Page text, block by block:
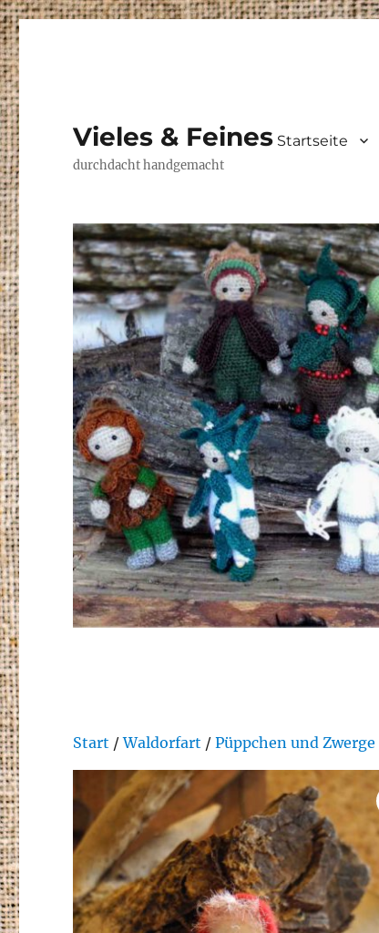
Vieles & Feines
durchdacht handgemacht
Startseite
Start /Waldorfart /Püppchen und Zwerge